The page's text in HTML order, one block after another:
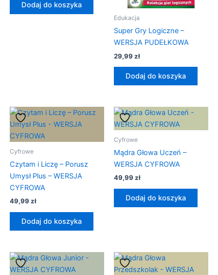
Dodaj do koszyka
Edukacja
Super Gry Logiczne –
WERSJA PUDEŁKOWA
29,99 zł
Dodaj do koszyka
Cyfrowe
Czytam i Liczę – Porusz
Umysł Plus – WERSJA
CYFROWA
49,99 zł
Dodaj do koszyka
Cyfrowe
Mądra Głowa Uczeń –
WERSJA CYFROWA
49,99 zł
Dodaj do koszyka